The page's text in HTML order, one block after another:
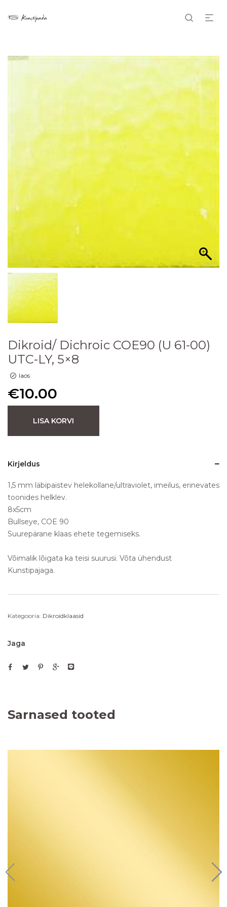
Dikroid/ Dichroic COE90 (U 61-00)
UTC-LY, 5×8
laos
€10.00
LISA KORVI
Kirjeldus
1,5 mm läbipaistev helekollane/ultraviolet, imeilus, erinevates
toonides helklev.
8x5cm
Bullseye, COE 90
Suurepärane klaas ehete tegemiseks.
Võimalik lõigata ka teisi suurusi. Võta ühendust
Kunstipajaga.
Kategooria: Dikroidklaasid
Jaga
Sarnased tooted